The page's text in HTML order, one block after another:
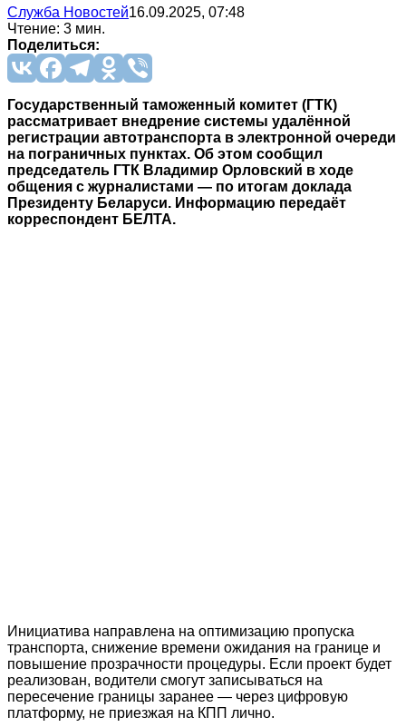
Служба Новостей16.09.2025, 07:48
Чтение: 3 мин.
Поделиться:
Государственный таможенный комитет (ГТК)
рассматривает внедрение системы удалённой
регистрации автотранспорта в электронной очереди
на пограничных пунктах. Об этом сообщил
председатель ГТК Владимир Орловский в ходе
общения с журналистами — по итогам доклада
Президенту Беларуси. Информацию передаёт
корреспондент БЕЛТА.
Инициатива направлена на оптимизацию пропуска
транспорта, снижение времени ожидания на границе и
повышение прозрачности процедуры. Если проект будет
реализован, водители смогут записываться на
пересечение границы заранее — через цифровую
платформу, не приезжая на КПП лично.